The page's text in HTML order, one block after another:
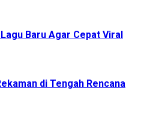
Baru Agar Cepat Viral
di Tengah Rencana